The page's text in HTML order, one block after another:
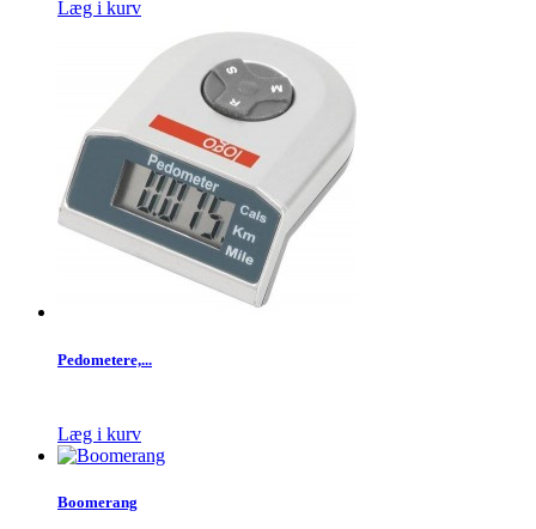
Læg i kurv
Pedometere,...
Læg i kurv
Boomerang